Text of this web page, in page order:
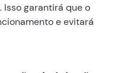
Isso garantirá que o
e evitará